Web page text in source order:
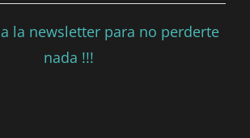
la newsletter para no perderte
nada !!!